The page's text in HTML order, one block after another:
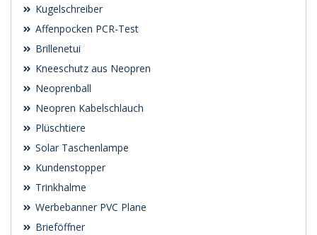
Kugelschreiber
Affenpocken PCR-Test
Brillenetui
Kneeschutz aus Neopren
Neoprenball
Neopren Kabelschlauch
Plüschtiere
Solar Taschenlampe
Kundenstopper
Trinkhalme
Werbebanner PVC Plane
Brieföffner